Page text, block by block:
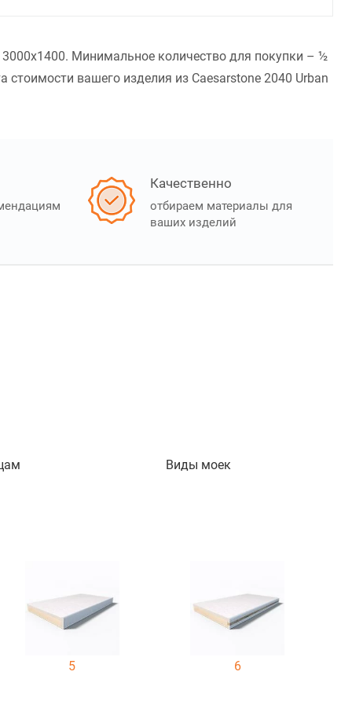
Минимальное количество для покупки – ½
вашего изделия из Caesarstone 2040 Urban
Качественно
отбираем материалы для
ваших изделий
Виды моек
5 6